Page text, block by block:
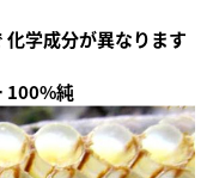
学成分が異なります
100%純